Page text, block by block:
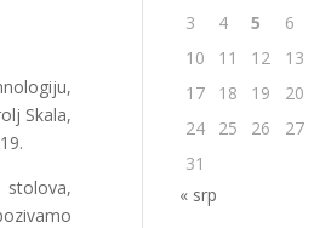
Skala,
stolova,
3
4 5 6
10
11 12 13
17
18 19 20
24
25 26 27
31
« srp